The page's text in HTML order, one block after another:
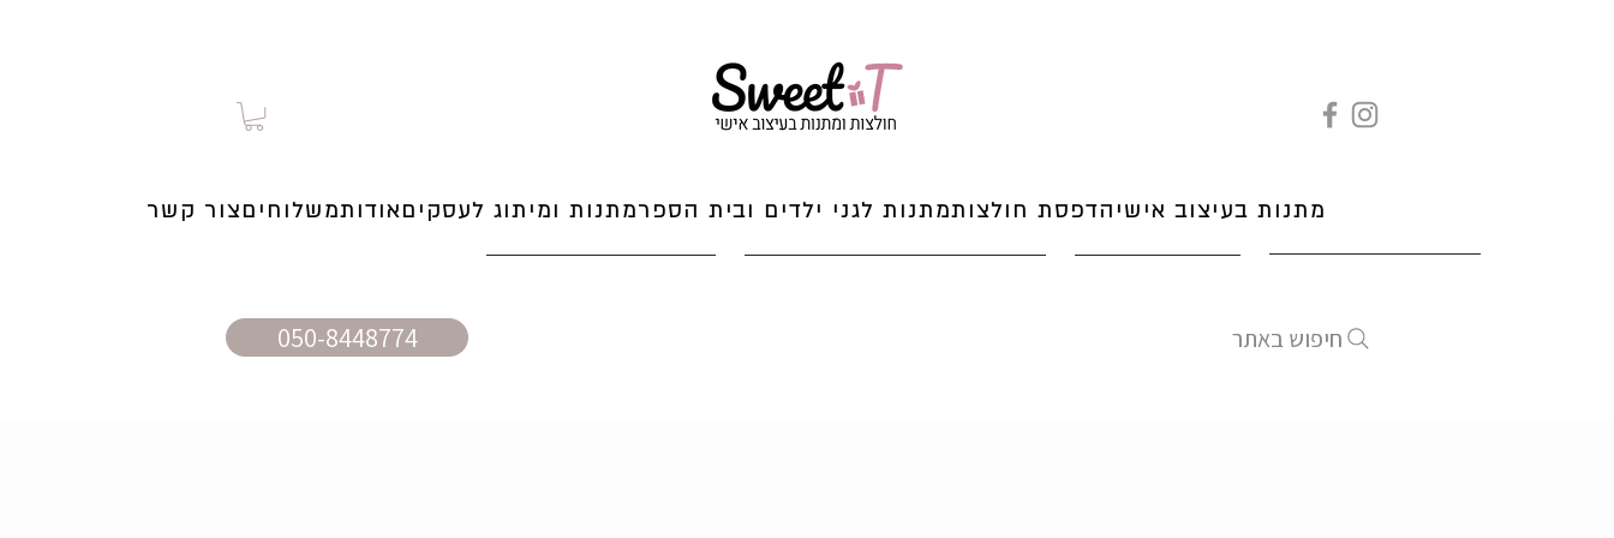
צור קשרמשלוחיםאודותמתנות ומיתוג לעסקיםמתנות לגני ילדים ובית הספרהדפסת חולצותמתנות בעיצוב אישי
חיפוש באתר 050-8448774